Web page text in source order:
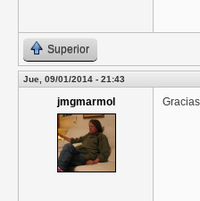
Superior
Jue, 09/01/2014 - 21:43
jmgmarmol